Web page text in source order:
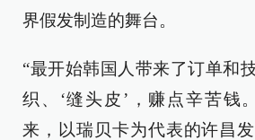
界假发制造的舞台。
“最开始韩国人带来了订单和
织、‘缝头皮’，赚点辛苦钱
来，以瑞贝卡为代表的许昌